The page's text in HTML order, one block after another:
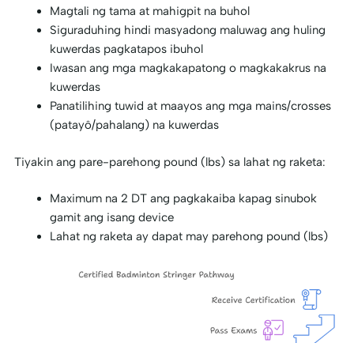
Magtali ng tama at mahigpit na buhol
Siguraduhing hindi masyadong maluwag ang huling
kuwerdas pagkatapos ibuhol
Iwasan ang mga magkakapatong o magkakakrus na
kuwerdas
Panatilihing tuwid at maayos ang mga mains/crosses
(patayô/pahalang) na kuwerdas
Tiyakin ang pare-parehong pound (lbs) sa lahat ng raketa:
Maximum na 2 DT ang pagkakaiba kapag sinubok
gamit ang isang device
Lahat ng raketa ay dapat may parehong pound (lbs)